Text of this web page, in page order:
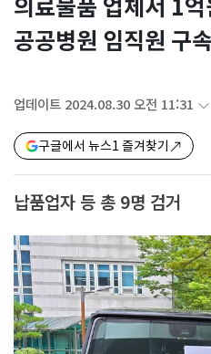
의료물품 업체서 1
공공병원 임직원 구속
업데이트 2024.08.30 오전 11:31
구글에서 뉴스1 즐겨찾기
납품업자 등 총 9명 검거